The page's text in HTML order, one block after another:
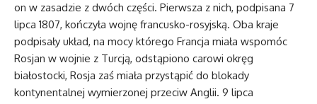
on w zasadzie z dwóch części. Pierwsza z nich, podpisana 7
lipca 1807, kończyła wojnę francusko-rosyjską. Oba kraje
podpisały układ, na mocy którego Francja miała wspomóc
Rosjan w wojnie z Turcją, odstąpiono carowi okręg
białostocki, Rosja zaś miała przystąpić do blokady
kontynentalnej wymierzonej przeciw Anglii. 9 lipca